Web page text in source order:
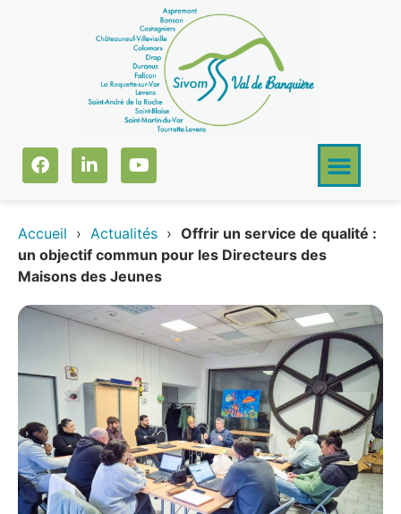
Accueil › Actualités › Offrir un service de qualité :
un objectif commun pour les Directeurs des
Maisons des Jeunes